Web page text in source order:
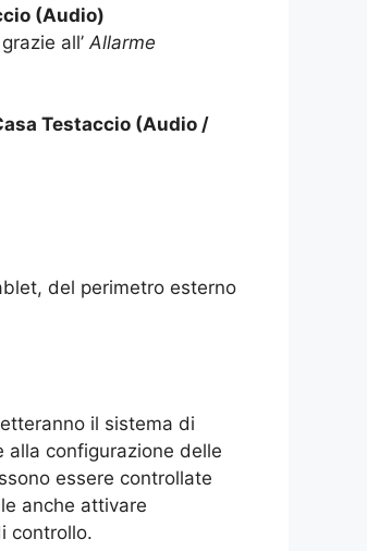
(Audio)
all’Allarme
Testaccio (Audio /
del perimetro esterno
il sistema di
configurazione delle
essere controllate
anche attivare
controllo.